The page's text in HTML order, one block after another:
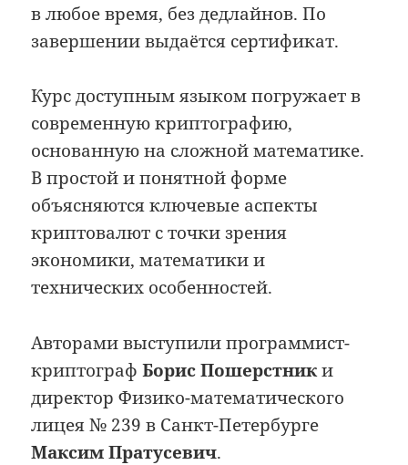
в любое время, без дедлайнов. По
завершении выдаётся сертификат.
Курс доступным языком погружает в
современную криптографию,
основанную на сложной математике.
В простой и понятной форме
объясняются ключевые аспекты
криптовалют с точки зрения
экономики, математики и
технических особенностей.
Авторами выступили программист-
криптографБорис Пошерстники
директор Физико-математического
лицея № 239 в Санкт-Петербурге
Максим Пратусевич.